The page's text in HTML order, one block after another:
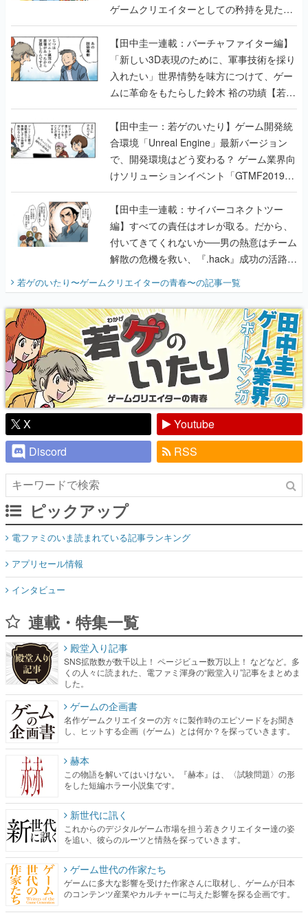
ゲームクリエイターとしての矜持を見た
【若ゲのいたり最終回】
【田中圭一連載：バーチャファイター編】
「新しい3D表現のために、軍事技術を採り
入れたい」世界情勢を味方につけて、ゲー
ムに革命をもたらした鈴木 裕の功績【若ゲ
のいたり】
【田中圭一：若ゲのいたり】ゲーム開発統
合環境「Unreal Engine」最新バージョン
で、開発環境はどう変わる？ ゲーム業界向
けソリューションイベント「GTMF2019」
に行って、より理解を深めよう【PR】
【田中圭一連載：サイバーコネクトツー
編】すべての責任はオレが取る。だから、
付いてきてくれないか──男の熱意はチーム
解散の危機を救い、『.hack』成功の活路を
『少年ジャンプ』色だった【若ゲのいた
り】
若ゲのいたり〜ゲームクリエイターの青春〜の記事一覧
X
Youtube
Discord
RSS
ピックアップ
電ファミのいま読まれている記事ランキング
アプリセール情報
インタビュー
連載・特集一覧
殿堂入り記事
SNS拡散数が数千以上！ ページビュー数万以上！ などなど。多
くの人々に読まれた、電ファミ渾身の“殿堂入り”記事をまとめま
した。
ゲームの企画書
名作ゲームクリエイターの方々に製作時のエピソードをお聞き
し、ヒットする企画（ゲーム）とは何か？を探っていきます。
赫本
この物語を解いてはいけない。『赫本』は、〈試験問題〉の形
をした短編ホラー小説集です。
新世代に訊く
これからのデジタルゲーム市場を担う若きクリエイター達の姿
を追い、彼らのルーツと情熱を探っていきます。
ゲーム世代の作家たち
ゲームに多大な影響を受けた作家さんに取材し、ゲームが日本
のコンテンツ産業やカルチャーに与えた影響を探る企画です。